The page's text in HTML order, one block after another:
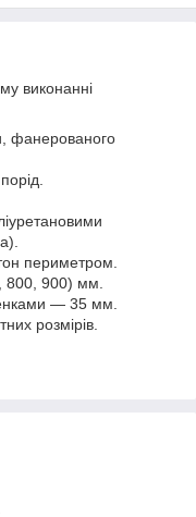
виконанні
фанерованого
периметром.
800, 900) мм.
— 35 мм.
розмірів.